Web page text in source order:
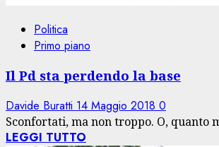
Politica
Primo piano
Il Pd sta perdendo la base
Davide Buratti 14 Maggio 2018 0
Sconfortati, ma non troppo. O, quanto
LEGGI TUTTO